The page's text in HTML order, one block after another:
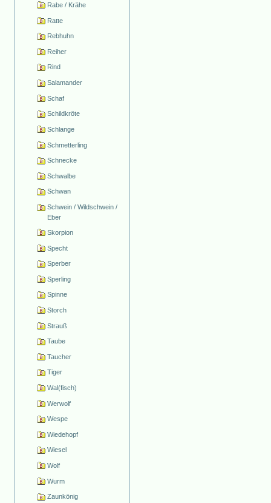
Rabe / Krähe
Ratte
Rebhuhn
Reiher
Rind
Salamander
Schaf
Schildkröte
Schlange
Schmetterling
Schnecke
Schwalbe
Schwan
Schwein / Wildschwein /
Eber
Skorpion
Specht
Sperber
Sperling
Spinne
Storch
Strauß
Taube
Taucher
Tiger
Wal(fisch)
Werwolf
Wespe
Wiedehopf
Wiesel
Wolf
Wurm
Zaunkönig